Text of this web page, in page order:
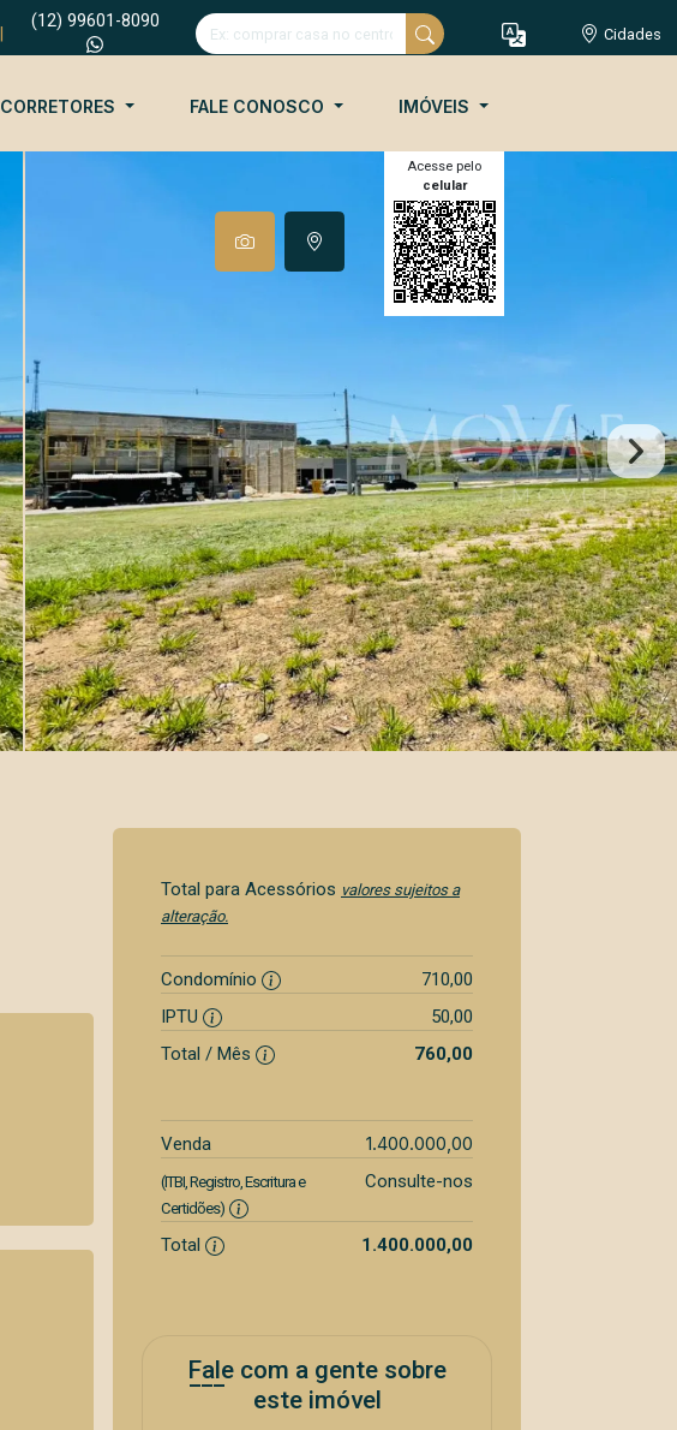
(12) 99601-8090
Cidades
CORRETORES FALE CONOSCO IMÓVEIS
Acesse pelo
celular
Total para Acessórios valores sujeitos a
alteração.
Condomínio
710,00
IPTU
50,00
Total / Mês
760,00
Venda 1.400.000,00
(ITBI, Registro, Escritura e
Certidões)
Consulte-nos
Total 1.400.000,00
Fale com a gente sobre
este imóvel